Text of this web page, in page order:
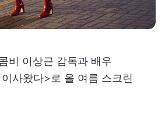
비 이상근 감독과 배우
사왔다>로 올 여름 스크린